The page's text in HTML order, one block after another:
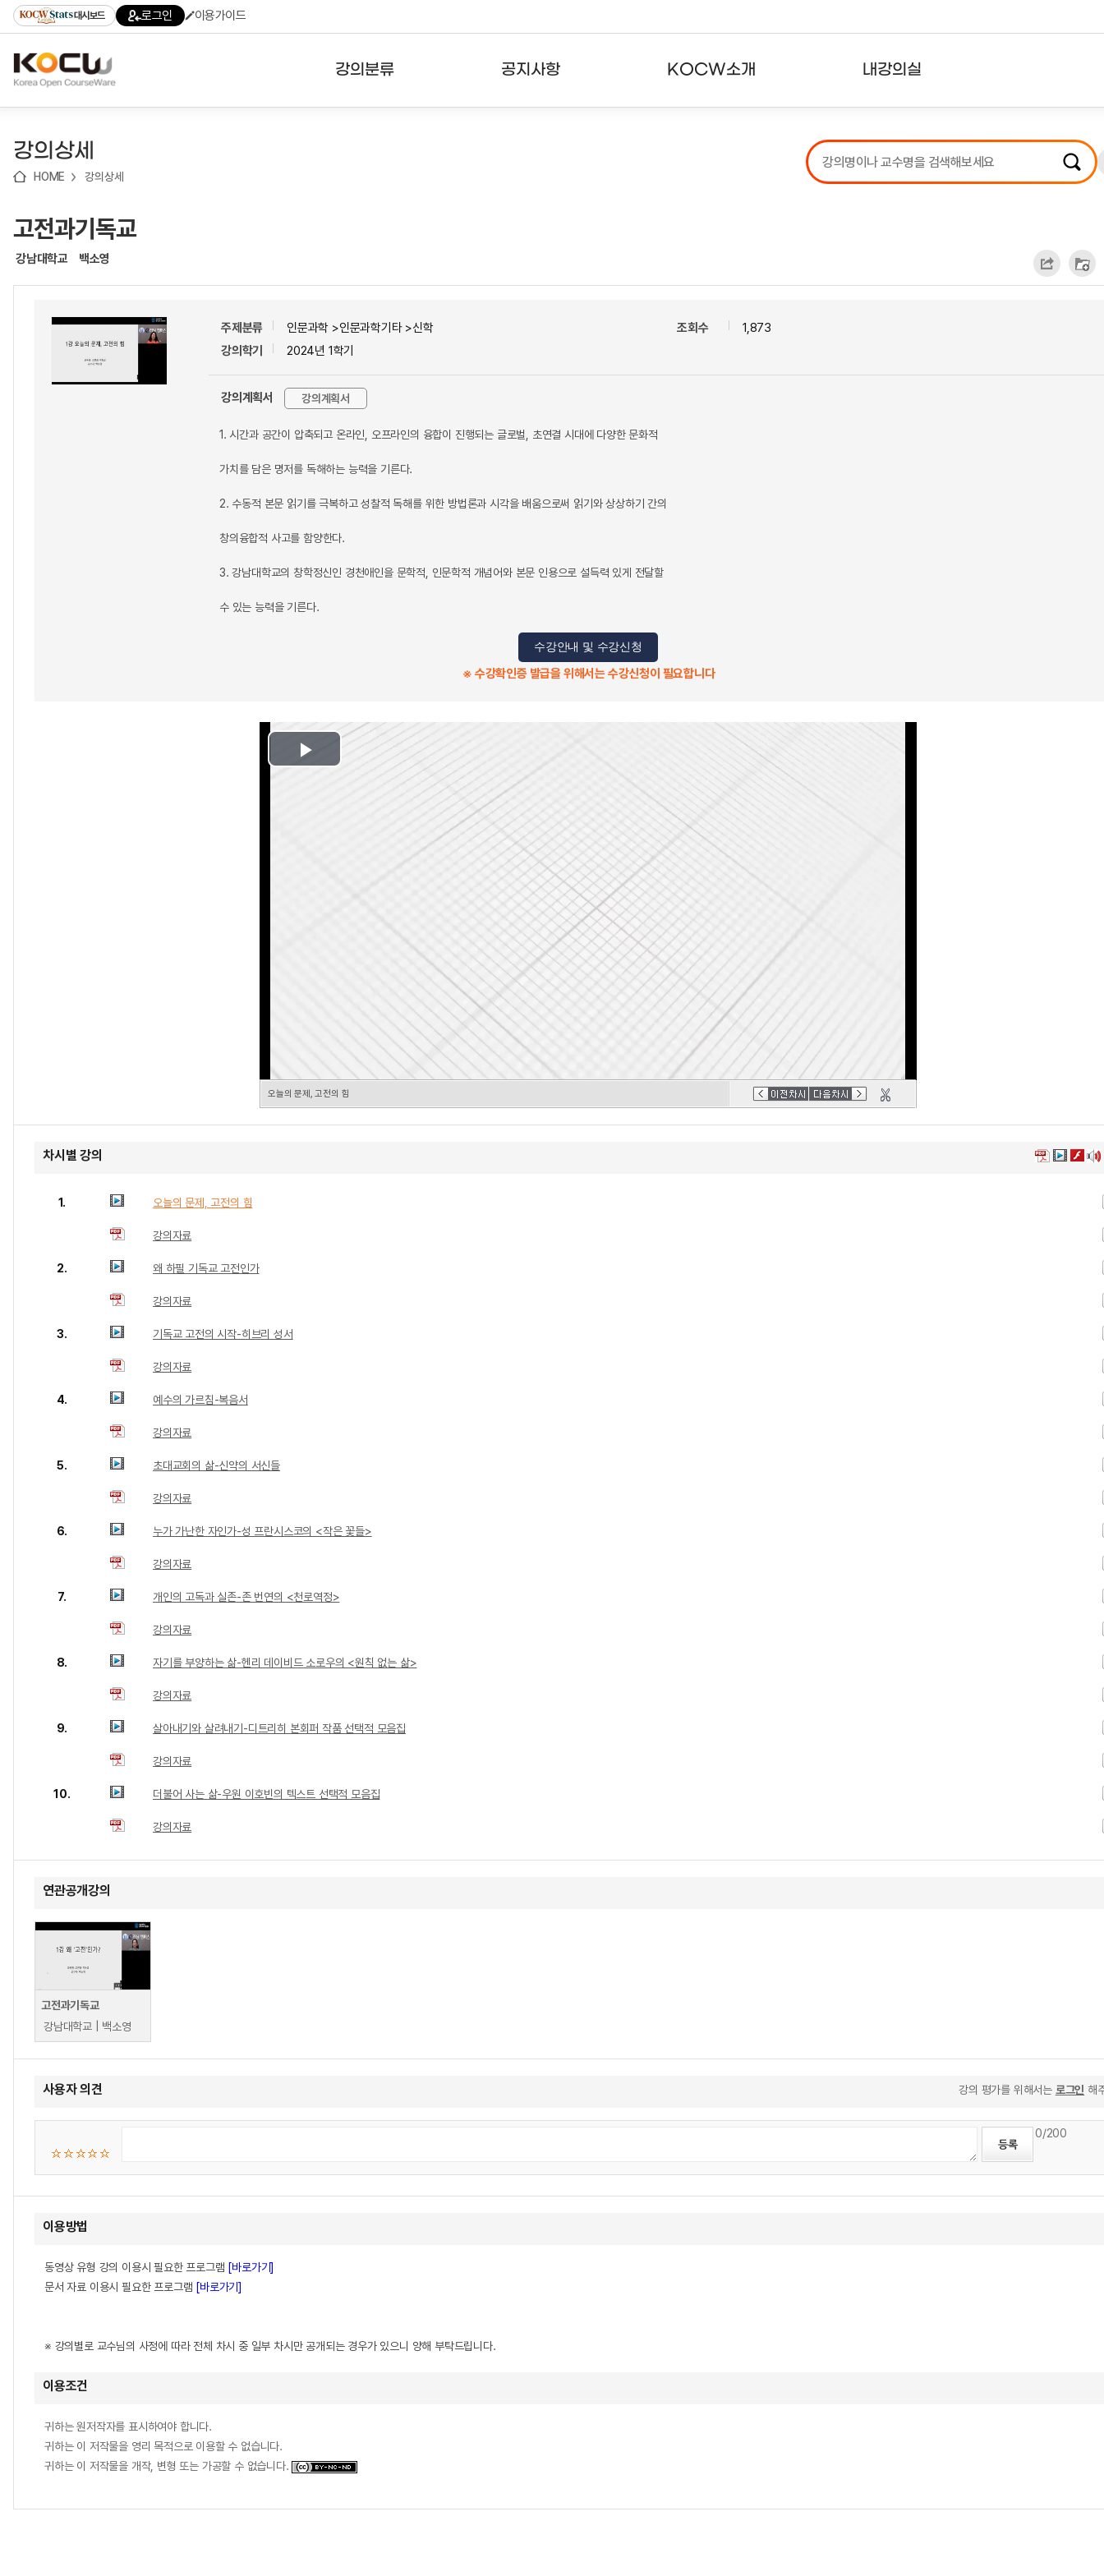
기
기
기
content)
가
대시보드 로그인 이용가이드
강의분류 공지사항 KOCW소개 내강의실
강의리스트
수강확인증강의
강의상세
HOME 강의상세
고전과기독교
강남대학교 백소영
주제분류
인문과학 >인문과학기타 >신학
강의학기
2024년 1학기
조회수 1,873
강의계획서 강의계획서
1. 시간과 공간이 압축되고 온라인, 오프라인의 융합이 진행되는 글로벌, 초연결 시대에 다양한 문화적
가치를 담은 명저를 독해하는 능력을 기른다.
2. 수동적 본문 읽기를 극복하고 성찰적 독해를 위한 방법론과 시각을 배움으로써 읽기와 상상하기 간의
창의융합적 사고를 함양한다.
3. 강남대학교의 창학정신인 경천애인을 문학적, 인문학적 개념어와 본문 인용으로 설득력 있게 전달할
수 있는 능력을 기른다.
수강안내 및 수강신청
※ 수강확인증 발급을 위해서는 수강신청이 필요합니다
Play
오늘의 문제, 고전의 힘
차시별 강의
1. 오늘의 문제, 고전의 힘
강의자료
2. 왜 하필 기독교 고전인가
강의자료
3. 기독교 고전의 시작-히브리 성서
강의자료
4. 예수의 가르침-복음서
강의자료
5. 초대교회의 삶-신약의 서신들
강의자료
6. 누가 가난한 자인가-성 프란시스코의 <작은 꽃들>
강의자료
7. 개인의 고독과 실존-존 번연의 <천로역정>
강의자료
8. 자기를 부양하는 삶-헨리 데이비드 소로우의 <원칙 없는 삶>
강의자료
9. 살아내기와 살려내기-디트리히 본회퍼 작품 선택적 모음집
강의자료
10. 더불어 사는 삶-우원 이호빈의 텍스트 선택적 모음집
강의자료
연관공개강의
고전과기독교
강남대학교 | 백소영
사용자 의견 강의 평가를 위해서는 로그인 해
0/200
이용방법
동영상 유형 강의 이용시 필요한 프로그램 [바로가기]
문서 자료 이용시 필요한 프로그램 [바로가기]
※ 강의별로 교수님의 사정에 따라 전체 차시 중 일부 차시만 공개되는 경우가 있으니 양해 부탁드립니다.
이용조건
귀하는 원저작자를 표시하여야 합니다.
귀하는 이 저작물을 영리 목적으로 이용할 수 없습니다.
귀하는 이 저작물을 개작, 변형 또는 가공할 수 없습니다.